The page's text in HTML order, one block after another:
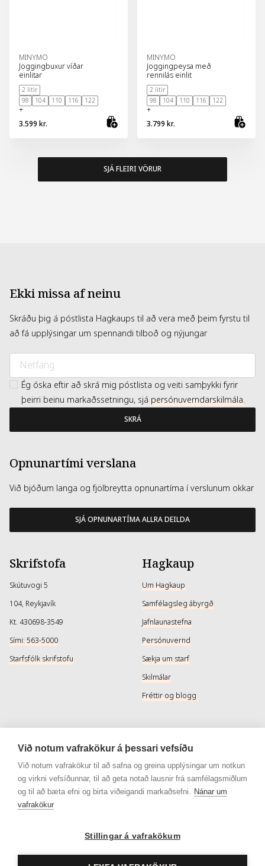
MINYMO
Joggingbuxur víðar
einlitar
2 litir
98
104 110 116 122
+
3.599 kr.
MINYMO
Joggingpeysa með
rennilás einlit
2 litir
98
104 110 116 122
+
3.799 kr.
SJÁ FLEIRI VÖRUR
Ekki missa af neinu
Skráðu þig á póstlista Hagkaups til að vera með þeim fyrstu til
að fá upplýsingar um spennandi tilboð og nýjungar
Ég óska eftir að skrá mig póstlista og veiti samþykki fyrir
þeirri beinu markaðssetningu, sjá persónuverndarskilmála.
SKRÁ
Opnunartími verslana
Við bjóðum langa og fjölbreytta opnunartíma í verslunum okkar
SJÁ OPNUNARTÍMA ALLRA DEILDA
Skrifstofa
Skútuvogi 5
104, Reykjavík
Kt. 430698-3549
Sími: 563-5000
Starfsfólk skrifstofu
Hagkaup
Um Hagkaup
Samfélagsleg ábyrgð
Jafnlaunastefna
Persónuvernd
Sækja um starf
Skilmálar
Fréttir og blogg
Þjónusta
Afhendingarmöguleikar
Skilareglur
Algengar spurningar
Gjafakort
Samfélagsmiðlar
Instagram
Instagram - Snyrtivara
Við notum vafrakökur á þessari vefsíðu
Við notum vafrakökur til að safna og greina upplýsingar um notkun
og virkni vefsíðunnar, til að geta notað lausnir frá samfélagsmiðlum
og til að bæta efni og birta viðeigandi markaðsefni. Nánar um
vafrakökur
Stillingar á vafrakökum